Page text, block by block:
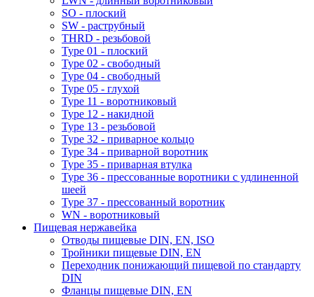
SO - плоский
SW - раструбный
THRD - резьбовой
Type 01 - плоский
Type 02 - свободный
Type 04 - свободный
Type 05 - глухой
Type 11 - воротниковый
Type 12 - накидной
Type 13 - резьбовой
Type 32 - приварное кольцо
Type 34 - приварной воротник
Type 35 - приварная втулка
Type 36 - прессованные воротники с удлиненной
шеей
Type 37 - прессованный воротник
WN - воротниковый
Пищевая нержавейка
Отводы пищевые DIN, EN, ISO
Тройники пищевые DIN, EN
Переходник понижающий пищевой по стандарту
DIN
Фланцы пищевые DIN, EN